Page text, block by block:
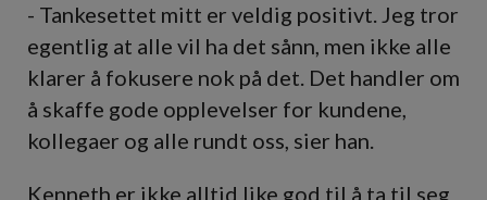
- Tankesettet mitt er veldig positivt. Jeg tror
egentlig at alle vil ha det sånn, men ikke alle
klarer å fokusere nok på det. Det handler om
å skaffe gode opplevelser for kundene,
kollegaer og alle rundt oss, sier han.
Kenneth er ikke alltid like god til å ta til seg